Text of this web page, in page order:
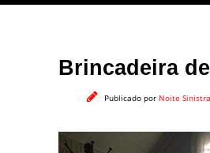
Brincadeira
Publicado por Noite Sinistra